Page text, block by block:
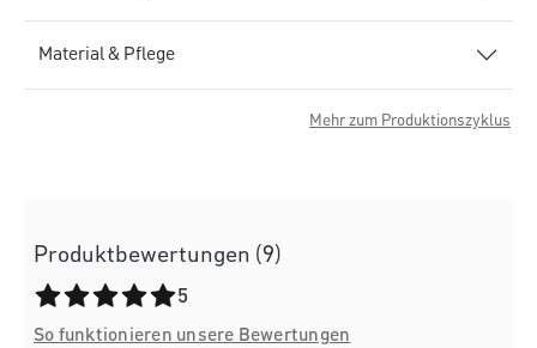
Material & Pflege
Mehr zum Produktionszyklus
Produktbewertungen (9)
Durchschnittliche Bewertung von 5 von 5 Sternen
5
So funktionieren unsere Bewertungen